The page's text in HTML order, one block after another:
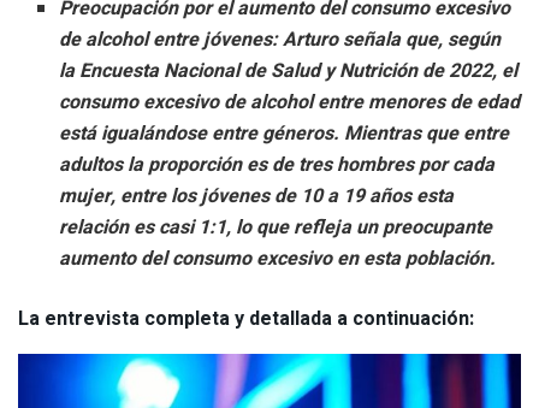
Preocupación por el aumento del consumo excesivo
de alcohol entre jóvenes: Arturo señala que, según
la Encuesta Nacional de Salud y Nutrición de 2022, el
consumo excesivo de alcohol entre menores de edad
está igualándose entre géneros. Mientras que entre
adultos la proporción es de tres hombres por cada
mujer, entre los jóvenes de 10 a 19 años esta
relación es casi 1:1, lo que refleja un preocupante
aumento del consumo excesivo en esta población.
La entrevista completa y detallada a continuación: